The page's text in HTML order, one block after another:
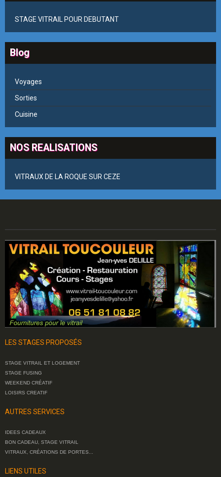
STAGE VITRAIL POUR DEBUTANT
Blog
Voyages
Sorties
Cuisine
NOS REALISATIONS
VITRAUX DE LA ROQUE SUR CEZE
LES STAGES PROPOSÉS
STAGE VITRAIL ET LOGEMENT
STAGE FUSING
WEEKEND CRÉATIF
LOISIRS CREATIF
AUTRES SERVICES
IDEES CADEAUX
BON CADEAU, STAGE VITRAIL
VITRAUX, CRÉATIONS DE PORTES...
LIENS UTILES